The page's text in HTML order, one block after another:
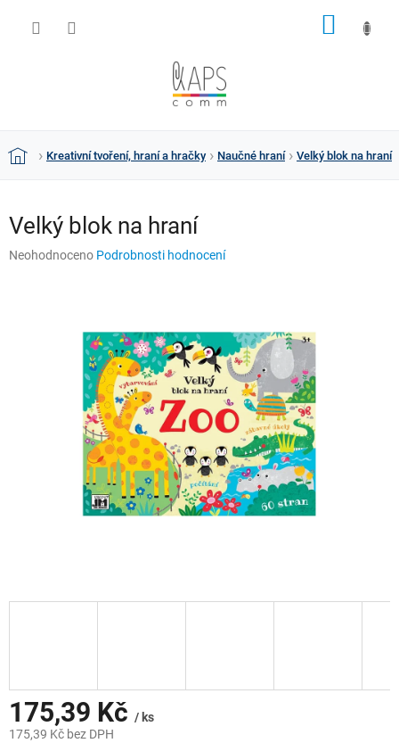
DomůKreativní tvoření, hraní a hračky Naučné hraní Velký blok na hraní
Velký blok na hraní
Průměrné
Neohodnoceno Podrobnosti hodnocení
175,39 Kč / ks
175,39 Kč bez DPH